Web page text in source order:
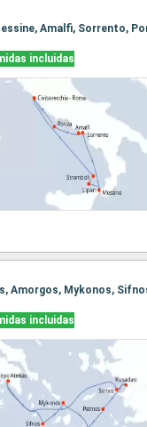
Amalfi, Sorrento,
incluidas
Amorgos, Mykonos,
incluidas